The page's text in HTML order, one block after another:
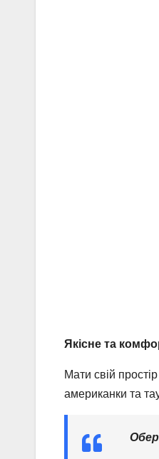
Якісне та
Мати свій
американки та